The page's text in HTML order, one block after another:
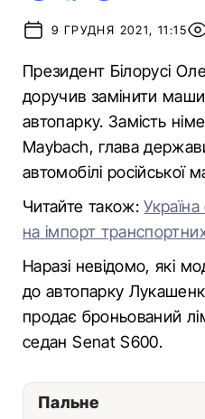
9 ГРУДНЯ 2021, 11:15
Президент Білорусі
доручив замінити
автопарку. Замість
Maybach, глава
автомобілі російської
Читайте також:
на імпорт
Наразі невідомо, які
до автопарку
продає броньований
седан Senat S600.
Пальне